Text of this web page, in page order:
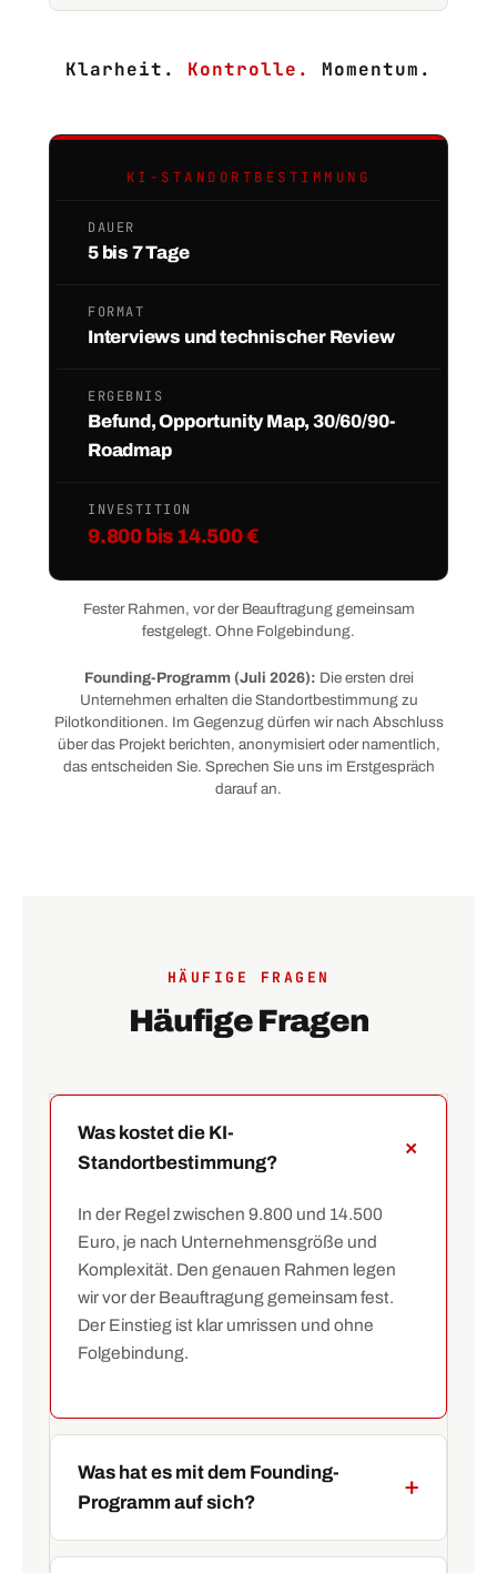
Klarheit. Kontrolle. Momentum.
KI-STANDORTBESTIMMUNG
DAUER
5 bis 7 Tage
FORMAT
Interviews und technischer Review
ERGEBNIS
Befund, Opportunity Map, 30/60/90-
Roadmap
INVESTITION
9.800 bis 14.500 €
Fester Rahmen, vor der Beauftragung gemeinsam
festgelegt. Ohne Folgebindung.
Founding-Programm (Juli 2026): Die ersten drei
Unternehmen erhalten die Standortbestimmung zu
Pilotkonditionen. Im Gegenzug dürfen wir nach Abschluss
über das Projekt berichten, anonymisiert oder namentlich,
das entscheiden Sie. Sprechen Sie uns im Erstgespräch
darauf an.
HÄUFIGE FRAGEN
Häufige Fragen
Was kostet die KI-
Standortbestimmung?
In der Regel zwischen 9.800 und 14.500
Euro, je nach Unternehmensgröße und
Komplexität. Den genauen Rahmen legen
wir vor der Beauftragung gemeinsam fest.
Der Einstieg ist klar umrissen und ohne
Folgebindung.
Was hat es mit dem Founding-
Programm auf sich?